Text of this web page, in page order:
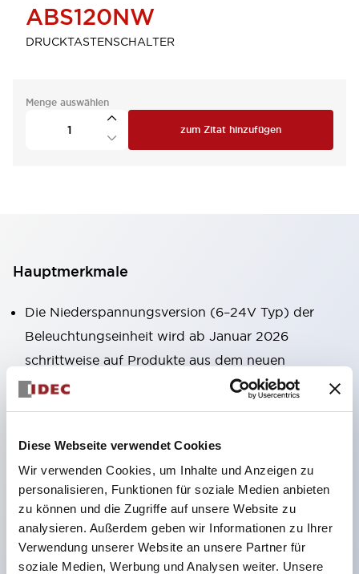
Diese Webseite verwendet Cookies
Wir verwenden Cookies, um Inhalte und Anzeigen zu
personalisieren, Funktionen für soziale Medien anbieten
zu können und die Zugriffe auf unsere Website zu
analysieren. Außerdem geben wir Informationen zu Ihrer
Verwendung unserer Website an unsere Partner für
soziale Medien, Werbung und Analysen weiter. Unsere
ABS120NW
DRUCKTASTENSCHALTER
Menge auswählen
zum Zitat hinzufügen
Hauptmerkmale
Die Niederspannungsversion (6–24V Typ) der
Beleuchtungseinheit wird ab Januar 2026
schrittweise auf Produkte aus dem neuen
Katalogmodell umgestellt.
LED-Lampen für Hochspannungstypen sind jetzt
Kein Abdeckkappen für Klemmen erforderlich.
(Ausgenommen Direkttyp der Pilotleuchte)
Der Verdrahtungsaufwand für Rundkabelschuhe
wurde erheblich reduziert.